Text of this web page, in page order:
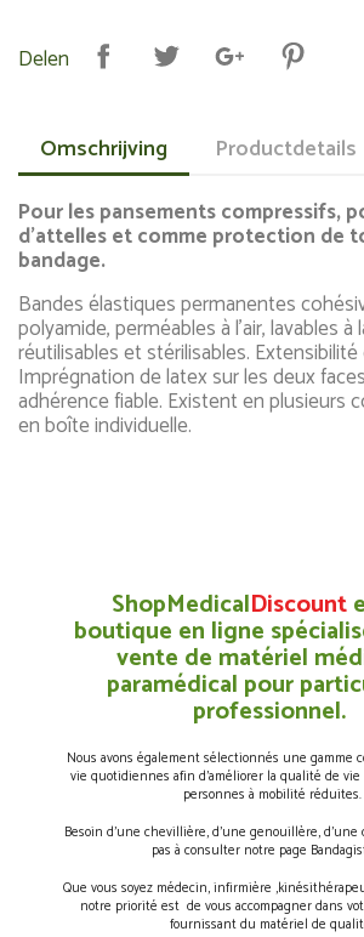
Delen
Omschrijving Productdetails
Pour les pansements compressifs,
d'attelles et comme protection de
bandage.
Bandes élastiques permanentes
polyamide, perméables à l'air, lavables à
réutilisables et stérilisables.
Imprégnation de latex sur les deux
adhérence fiable. Existent en plusieurs
en boîte individuelle.
ShopMedicalDiscount
boutique en ligne
vente de matériel
paramédical pour
professionnel.
Nous avons également sélectionnés une gamme
vie quotidiennes afin d’améliorer la qualité de
personnes à mobilité réduites.
Besoin d’une chevillière, d’une genouillère, d’une
pas à consulter notre page
Que vous soyez médecin, infirmière
notre priorité est de vous accompagner dans
fournissant du matériel de